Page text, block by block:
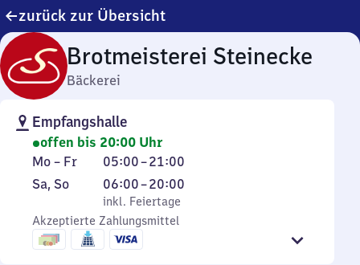
zurück zur Übersicht
Brotmeisterei Steinecke
Bäckerei
Empfangshalle
offen bis 20:00 Uhr
Montag
bis
Mo – Fr 05:00–21:00
Von
5
Uhr
bis
21
Samstag
Sonntag
Sa, So,
inkl. Feiertage
06:00–20:00
Von
6
Uhr
bis
inkl. Feiertage
Akzeptierte Zahlungsmittel